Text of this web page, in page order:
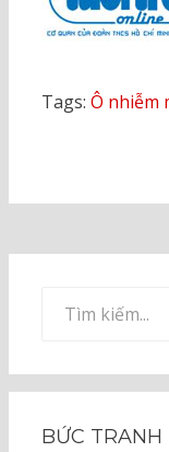
Tags: Ô nhiễm
kiếm
BỨC TRANH